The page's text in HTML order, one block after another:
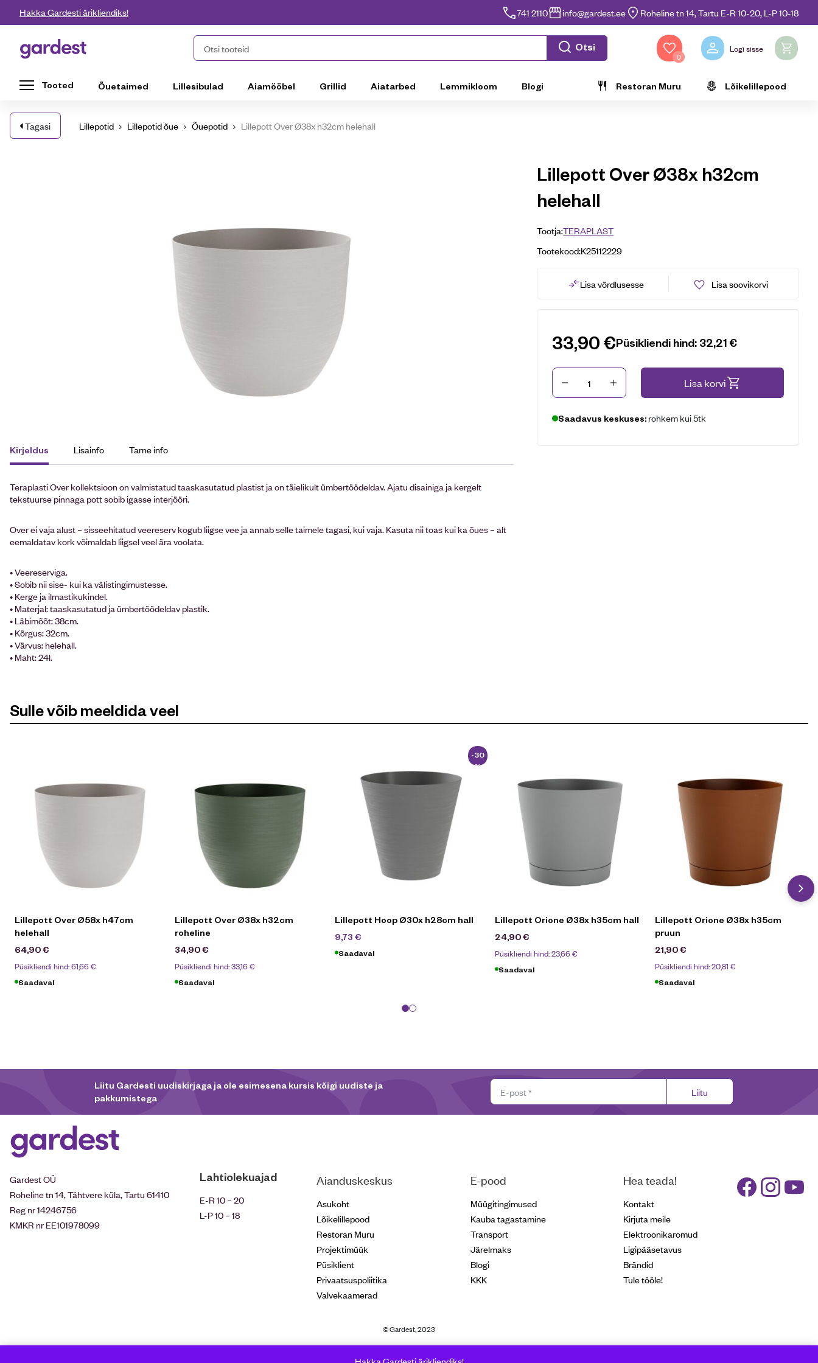
Liigu edasi põhisisu juurde
Hakka Gardesti ärikliendiks! 741 2110 info@gardest.ee Roheline tn 14, Tartu E-R 10-20, L-P 10-18
Gardest Otsi tooteid Otsi
0
Logi sisse
Tooted Õuetaimed Lillesibulad Aiamööbel Grillid Aiatarbed Lemmikloom Blogi Restoran Muru Lõikelillepood
Tagasi Lillepotid Lillepotid õue Õuepotid Lillepott Over Ø38x h32cm helehall
Kirjeldus Lisainfo Tarne info
Teraplasti Over kollektsioon on valmistatud taaskasutatud plastist ja on täielikult ümbertöödeldav. Ajatu disainiga ja kergelt
tekstuurse pinnaga pott sobib igasse interjööri.
Over ei vaja alust – sisseehitatud veereserv kogub liigse vee ja annab selle taimele tagasi, kui vaja. Kasuta nii toas kui ka õues – alt
eemaldatav kork võimaldab liigsel veel ära voolata.
• Veereserviga.
• Sobib nii sise- kui ka välistingimustesse.
• Kerge ja ilmastikukindel.
• Materjal: taaskasutatud ja ümbertöödeldav plastik.
• Läbimõõt: 38cm.
• Kõrgus: 32cm.
• Värvus: helehall.
• Maht: 24l.
Lillepott Over Ø38x h32cm
helehall
Tootja:TERAPLAST
Tootekood:K25112229
Lisa võrdlusesse Lisa soovikorvi
33,90€Püsikliendi hind: 32,21€
Kogus Lisa korvi
Saadavus keskuses: rohkem kui 5tk
Sulle võib meeldida veel
Lillepott Over Ø58x h47cm
helehall
64,90€
Püsikliendi hind:61,66€
Saadaval
Lillepott Over Ø38x h32cm
roheline
34,90€
Püsikliendi hind:33,16€
Saadaval
-30
%
Lillepott Hoop Ø30x h28cm hall
9,73 €
Saadaval
Lillepott Orione Ø38x h35cm hall
24,90€
Püsikliendi hind:23,66€
Saadaval
Lillepott Orione Ø38x h35cm
pruun
21,90€
Püsikliendi hind:20,81 €
Saadaval
Liitu Gardesti uudiskirjaga ja ole esimesena kursis kõigi uudiste ja
pakkumistega
Liitu
Gardest OÜ
Roheline tn 14, Tähtvere küla, Tartu 61410
Reg nr 14246756
KMKR nr EE101978099
Lahtiolekuajad
E-R 10 – 20
L-P 10 – 18
Aianduskeskus
Asukoht
Lõikelillepood
Restoran Muru
Projektimüük
Püsiklient
Privaatsuspoliitika
Valvekaamerad
E-pood
Müügitingimused
Kauba tagastamine
Transport
Järelmaks
Blogi
KKK
Hea teada!
Kontakt
Kirjuta meile
Elektroonikaromud
Ligipääsetavus
Brändid
Tule tööle!
© Gardest, 2023